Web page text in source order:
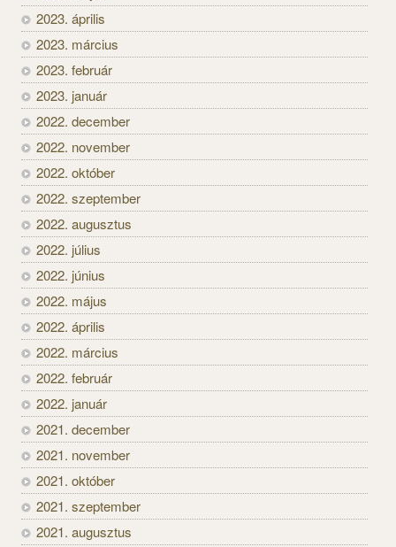
2023. április
2023. március
2023. február
2023. január
2022. december
2022. november
2022. október
2022. szeptember
2022. augusztus
2022. július
2022. június
2022. május
2022. április
2022. március
2022. február
2022. január
2021. december
2021. november
2021. október
2021. szeptember
2021. augusztus